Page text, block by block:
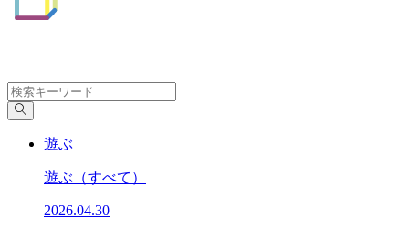
遊ぶ
遊ぶ （すべて）
2026.04.30